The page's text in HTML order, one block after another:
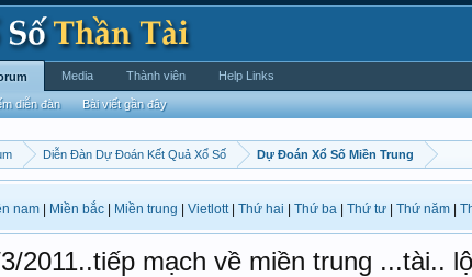
Diễn Đàn Dự Đoán Kết Quả Xổ Số Dự Đoán Xổ Số Miền Trung
nam Miền bắc Miền trung Vietlott| Thứ hai Thứ ba Thứ tư Thứ năm
2011..tiếp mạch về miền trung ...tài..
diễn đàn Bài viết gần đây
Media Thành viên Help Links